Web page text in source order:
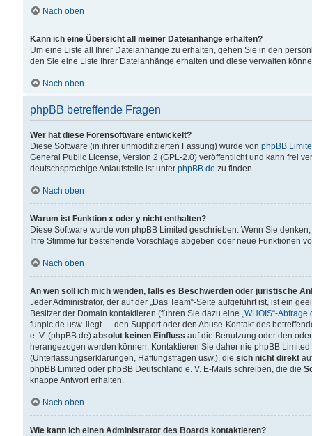
Nach oben
Kann ich eine Übersicht all meiner Dateianhänge erhalten?
Um eine Liste all Ihrer Dateianhänge zu erhalten, gehen Sie in den
den Sie eine Liste Ihrer Dateianhänge erhalten und diese verwalten
Nach oben
phpBB betreffende Fragen
Wer hat diese Forensoftware entwickelt?
Diese Software (in ihrer unmodifizierten Fassung) wurde von phpBB
General Public License, Version 2 (GPL-2.0) veröffentlicht und kann frei
deutschsprachige Anlaufstelle ist unter phpBB.de zu finden.
Nach oben
Warum ist Funktion x oder y nicht enthalten?
Diese Software wurde von phpBB Limited geschrieben. Wenn Sie
Ihre Stimme für bestehende Vorschläge abgeben oder neue Funktionen
Nach oben
An wen soll ich mich wenden, falls es Beschwerden oder juristische
Jeder Administrator, der auf der „Das Team“-Seite aufgeführt ist, ist ein
Besitzer der Domain kontaktieren (führen Sie dazu eine „WHOIS“-Abfrage
funpic.de usw. liegt — den Support oder den Abuse-Kontakt des
e. V. (phpBB.de) absolut keinen Einfluss auf die Benutzung oder den
herangezogen werden können. Kontaktieren Sie daher nie phpBB
(Unterlassungserklärungen, Haftungsfragen usw.), die sich nicht direkt
phpBB Limited oder phpBB Deutschland e. V. E-Mails schreiben, die die
knappe Antwort erhalten.
Nach oben
Wie kann ich einen Administrator des Boards kontaktieren?